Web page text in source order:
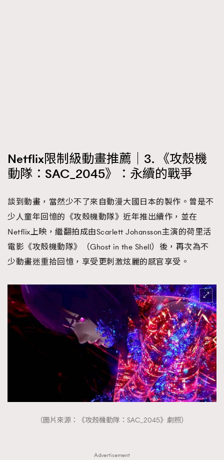
Netflix限制級動畫推薦｜3. 《攻殼機
動隊：SAC_2045》：永續的戰爭
談到動畫，當然少不了來自動漫大國日本的製作。曾是不
少人童年回憶的《攻殼機動隊》近年推出續作，並在
Netflix上映，繼翻拍成由Scarlett Johansson主演的荷里活
電影《攻殼機動隊》（Ghost in the Shell）後，再次為不
少動畫迷重拾回憶，享受更刺激炫麗的感官享受。
（圖片來源：《攻殼機動隊：SAC_2045》劇照）
Advertisement